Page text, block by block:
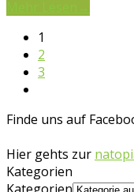
1
2
3
Finde uns auf
Hier gehts zur
Kategorien